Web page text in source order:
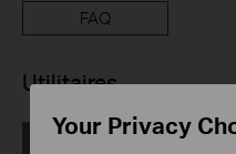
FAQ
Utilitaires
Archer
Your Privacy